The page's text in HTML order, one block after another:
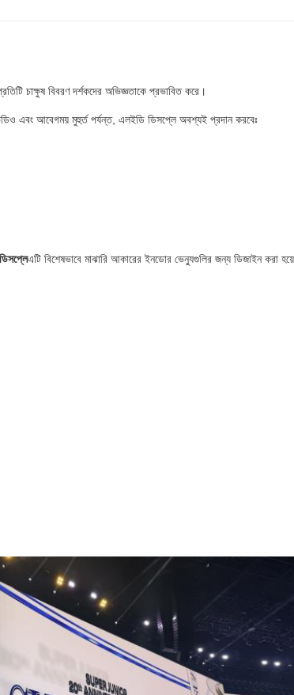
চাক্ষুষ বিবরণ দর্শকদের অভিজ্ঞতাকে প্রভাবিত করে।
এবং আবেগময় মুহুর্ত পর্যন্ত, এলইডি ডিসপ্লে অবশ্যই প্রদান করবেঃ
এটি বিশেষভাবে মাঝারি আকারের ইনডোর ভেন্যুগুলির জন্য ডিজাইন করা